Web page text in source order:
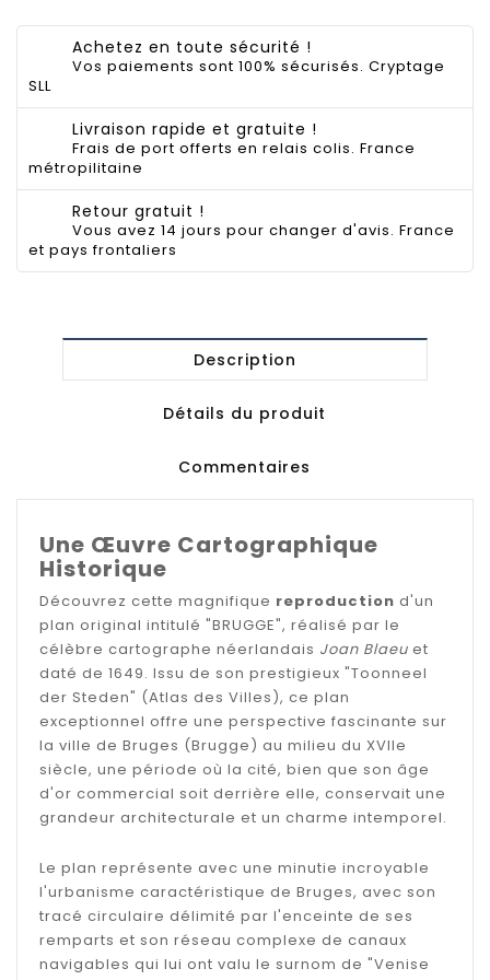
Achetez en toute sécurité !
Vos paiements sont 100% sécurisés. Cryptage
SLL
Livraison rapide et gratuite !
Frais de port offerts en relais colis. France
métropilitaine
Retour gratuit !
Vous avez 14 jours pour changer d'avis. France
et pays frontaliers
Description
Détails du produit
Commentaires
Une Œuvre Cartographique
Historique
Découvrez cette magnifique reproduction d'un
plan original intitulé "BRUGGE", réalisé par le
célèbre cartographe néerlandais Joan Blaeu et
daté de 1649. Issu de son prestigieux "Toonneel
der Steden" (Atlas des Villes), ce plan
exceptionnel offre une perspective fascinante sur
la ville de Bruges (Brugge) au milieu du XVIIe
siècle, une période où la cité, bien que son âge
d'or commercial soit derrière elle, conservait une
grandeur architecturale et un charme intemporel.
Le plan représente avec une minutie incroyable
l'urbanisme caractéristique de Bruges, avec son
tracé circulaire délimité par l'enceinte de ses
remparts et son réseau complexe de canaux
navigables qui lui ont valu le surnom de "Venise